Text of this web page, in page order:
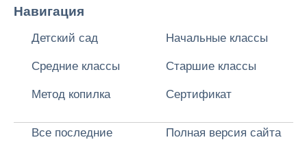
Навигация
Детский сад Начальные классы
Средние классы Старшие классы
Метод копилка Сертификат
Все последние
Полная версия сайта